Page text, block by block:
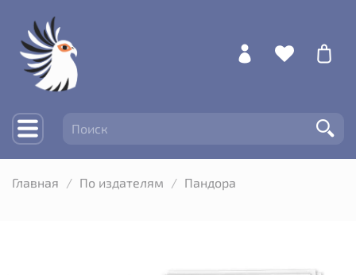
Главная По издателям Пандора